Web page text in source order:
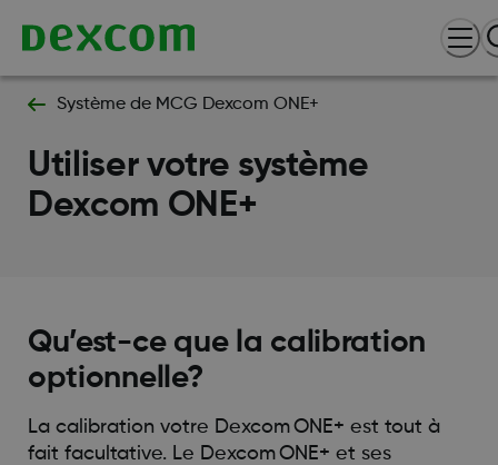
Système de MCG Dexcom ONE+
Utiliser votre système
Dexcom ONE+
Qu’est-ce que la calibration
optionnelle?
La calibration votre Dexcom ONE+ est tout à
fait facultative. Le Dexcom ONE+ et ses